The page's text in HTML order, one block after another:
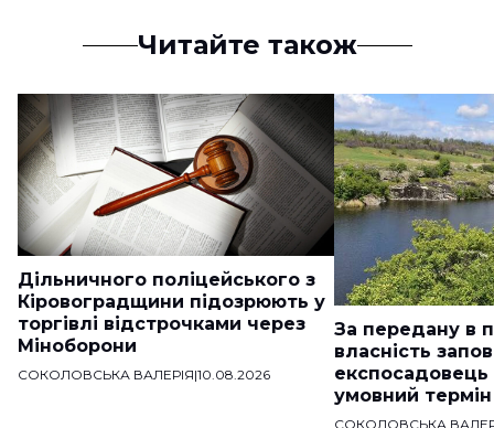
Читайте також
Дільничного поліцейського з
Кіровоградщини підозрюють у
торгівлі відстрочками через
Міноборони
СОКОЛОВСЬКА ВАЛЕРІЯ|10.08.2026
За передану в
власність
умовний термін
СОКОЛОВСЬКА